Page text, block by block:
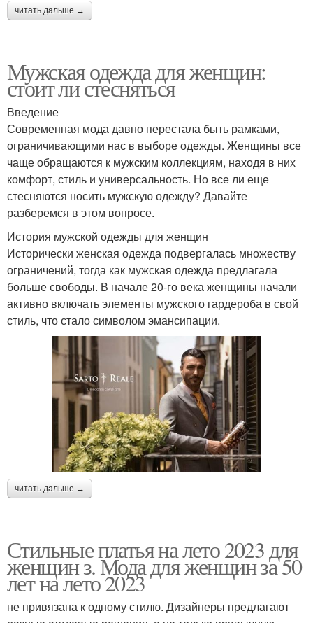
читать дальше →
Мужская одежда для женщин:
стоит ли стесняться
Введение
Современная мода давно перестала быть рамками,
ограничивающими нас в выборе одежды. Женщины все
чаще обращаются к мужским коллекциям, находя в них
комфорт, стиль и универсальность. Но все ли еще
стесняются носить мужскую одежду? Давайте
разберемся в этом вопросе.
История мужской одежды для женщин
Исторически женская одежда подвергалась множеству
ограничений, тогда как мужская одежда предлагала
больше свободы. В начале 20-го века женщины начали
активно включать элементы мужского гардероба в свой
стиль, что стало символом эмансипации.
читать дальше →
Стильные платья на лето 2023 для
женщин з. Мода для женщин за 50
лет на лето 2023
не привязана к одному стилю. Дизайнеры предлагают